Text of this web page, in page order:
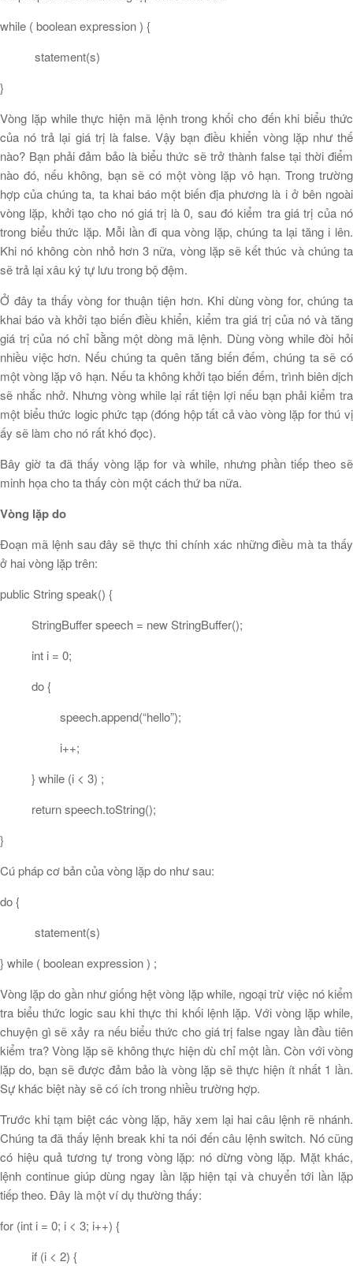
while ( boolean expression ) {
statement(s)
}
Vòng lặp while thực hiện mã lệnh trong khối cho đến khi biểu thức
của nó trả lại giá trị là false. Vậy bạn điều khiển vòng lặp như thế
nào? Bạn phải đảm bảo là biểu thức sẽ trở thành false tại thời điểm
nào đó, nếu không, bạn sẽ có một vòng lặp vô hạn. Trong trường
hợp của chúng ta, ta khai báo một biến địa phương là i ở bên ngoài
vòng lặp, khởi tạo cho nó giá trị là 0, sau đó kiểm tra giá trị của nó
trong biểu thức lặp. Mỗi lần đi qua vòng lặp, chúng ta lại tăng i lên.
Khi nó không còn nhỏ hơn 3 nữa, vòng lặp sẽ kết thúc và chúng ta
sẽ trả lại xâu ký tự lưu trong bộ đệm.
Ở đây ta thấy vòng for thuận tiện hơn. Khi dùng vòng for, chúng ta
khai báo và khởi tạo biến điều khiển, kiểm tra giá trị của nó và tăng
giá trị của nó chỉ bằng một dòng mã lệnh. Dùng vòng while đòi hỏi
nhiều việc hơn. Nếu chúng ta quên tăng biến đếm, chúng ta sẽ có
một vòng lặp vô hạn. Nếu ta không khởi tạo biến đếm, trình biên dịch
sẽ nhắc nhở. Nhưng vòng while lại rất tiện lợi nếu bạn phải kiểm tra
một biểu thức logic phức tạp (đóng hộp tất cả vào vòng lặp for thú vị
ấy sẽ làm cho nó rất khó đọc).
Bây giờ ta đã thấy vòng lặp for và while, nhưng phần tiếp theo sẽ
minh họa cho ta thấy còn một cách thứ ba nữa.
Vòng lặp do
Đoạn mã lệnh sau đây sẽ thực thi chính xác những điều mà ta thấy
ở hai vòng lặp trên:
public String speak() {
StringBuffer speech = new StringBuffer();
int i = 0;
do {
speech.append(“hello”);
i++;
} while (i < 3) ;
return speech.toString();
}
Cú pháp cơ bản của vòng lặp do như sau:
do {
statement(s)
} while ( boolean expression ) ;
Vòng lặp do gần như giống hệt vòng lặp while, ngoại trừ việc nó kiểm
tra biểu thức logic sau khi thực thi khối lệnh lặp. Với vòng lặp while,
chuyện gì sẽ xảy ra nếu biểu thức cho giá trị false ngay lần đầu tiên
kiểm tra? Vòng lặp sẽ không thực hiện dù chỉ một lần. Còn với vòng
lặp do, bạn sẽ được đảm bảo là vòng lặp sẽ thực hiện ít nhất 1 lần.
Sự khác biệt này sẽ có ích trong nhiều trường hợp.
Trước khi tạm biệt các vòng lặp, hãy xem lại hai câu lệnh rẽ nhánh.
Chúng ta đã thấy lệnh break khi ta nói đến câu lệnh switch. Nó cũng
có hiệu quả tương tự trong vòng lặp: nó dừng vòng lặp. Mặt khác,
lệnh continue giúp dùng ngay lần lặp hiện tại và chuyển tới lần lặp
tiếp theo. Đây là một ví dụ thường thấy:
for (int i = 0; i < 3; i++) {
if (i < 2) {